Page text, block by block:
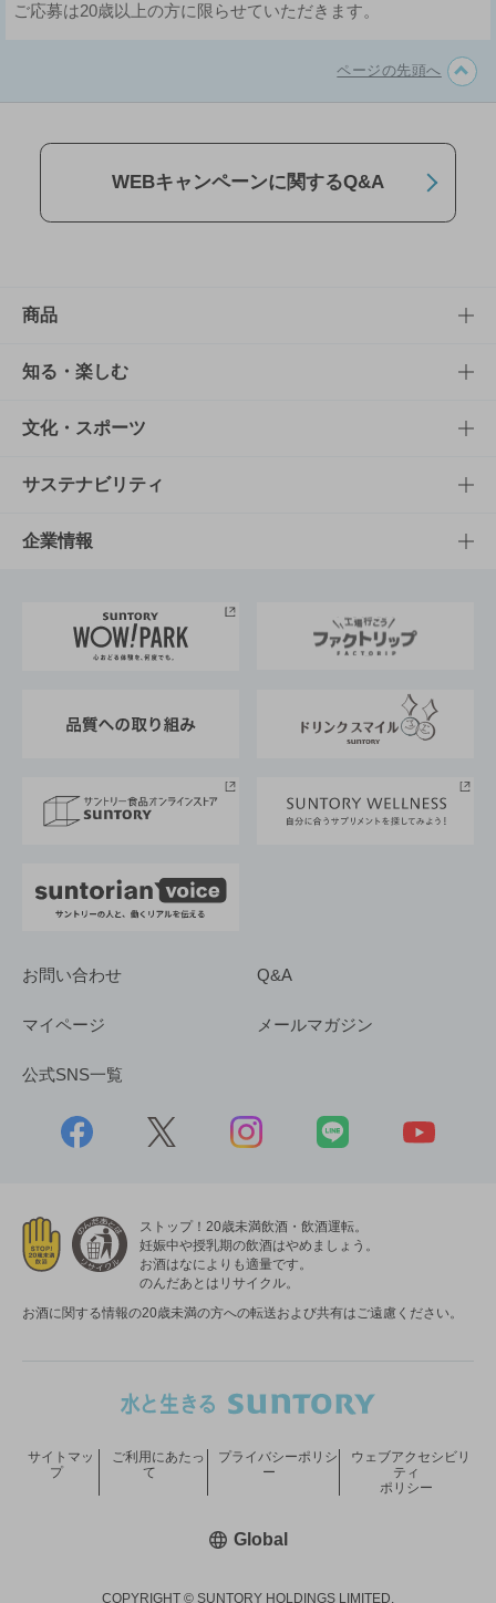
ご応募は20歳以上の方に限らせていただきます。
ページの先頭へ
WEBキャンペーンに関するQ&A
商品
商品TOP
商品一覧
商品発売情報
栄養成分一覧
知る・楽しむ
知る・楽しむTOP
キャンペーン
工場見学
地域情報
文化・スポーツ
文化・スポーツTOP
サントリーホール
サントリーサンバーズ大阪
サステナビリティ
サステナビリティTOP
サントリーが考えるサステナビリティ経営
企業情報
企業概要
採用情報
お問い合わせ Q&A
マイページ メールマガジン
公式SNS一覧
ストップ！20歳未満飲酒・飲酒運転。
妊娠中や授乳期の飲酒はやめましょう。
お酒はなによりも適量です。
のんだあとはリサイクル。
お酒に関する情報の20歳未満の方への転送および共有はご遠慮ください。
COPYRIGHT © SUNTORY HOLDINGS LIMITED.
サイトマッ
プ
ご利用にあたっ
て
プライバシーポリシ
ー
ウェブアクセシビリ
ティ
ポリシー
Global新しいウィンドウで開く